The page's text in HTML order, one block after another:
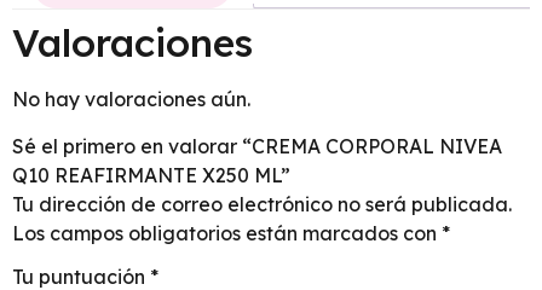
Valoraciones
No hay valoraciones aún.
Sé el primero en valorar “CREMA CORPORAL NIVEA
Q10 REAFIRMANTE X250 ML”
Tu dirección de correo electrónico no será publicada.
Los campos obligatorios están marcados con *
Tu puntuación *